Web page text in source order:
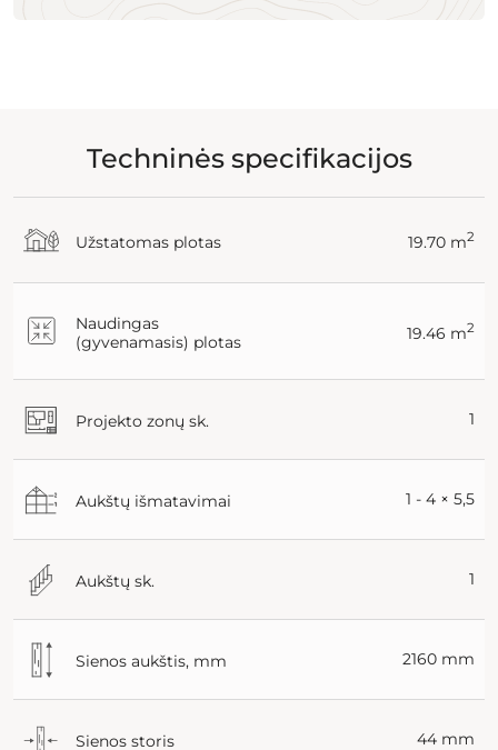
Techninės specifikacijos
Užstatomas plotas 19.70 m2
Naudingas
(gyvenamasis) plotas
19.46 m2
Projekto zonų sk. 1
Aukštų išmatavimai 1 - 4 × 5,5
Aukštų sk. 1
Sienos aukštis, mm 2160 mm
Sienos storis 44 mm